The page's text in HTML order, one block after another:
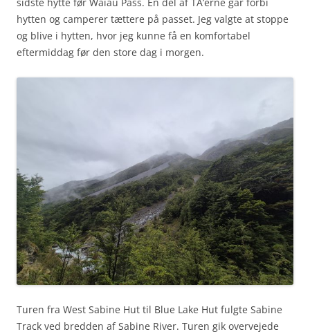
hytten og camperer tættere på passet. Jeg valgte at stoppe
og blive i hytten, hvor jeg kunne få en komfortabel
eftermiddag før den store dag i morgen.
Turen fra West Sabine Hut til Blue Lake Hut fulgte Sabine
Track ved bredden af Sabine River. Turen gik overvejede